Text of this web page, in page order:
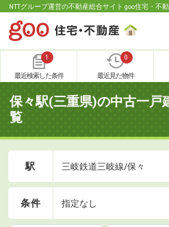
NTTグループ運営の不動産総合サイト goo住宅・不
1
最近検索した条件
0
最近見た物件
保々駅(三重県)の中古一戸
覧
駅 三岐鉄道三岐線/保々
条件 指定なし